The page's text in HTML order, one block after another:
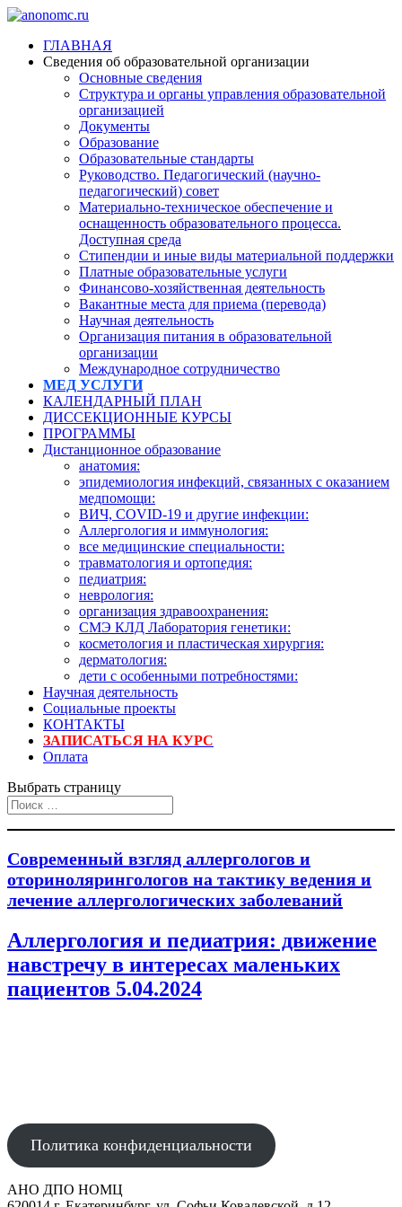
ГЛАВНАЯ
Сведения об образовательной организации
Основные сведения
Структура и органы управления образовательной
организацией
Документы
Образование
Образовательные стандарты
Руководство. Педагогический (научно-
педагогический) совет
Материально-техническое обеспечение и
оснащенность образовательного процесса.
Доступная среда
Стипендии и иные виды материальной поддержки
Платные образовательные услуги
Финансово-хозяйственная деятельность
Вакантные места для приема (перевода)
Научная деятельность
Организация питания в образовательной
организации
Международное сотрудничество
МЕД УСЛУГИ
КАЛЕНДАРНЫЙ ПЛАН
ДИССЕКЦИОННЫЕ КУРСЫ
ПРОГРАММЫ
Дистанционное образование
анатомия:
эпидемиология инфекций, связанных с оказанием
медпомощи:
ВИЧ, COVID-19 и другие инфекции:
Аллергология и иммунология:
все медицинские специальности:
травматология и ортопедия:
педиатрия:
неврология:
организация здравоохранения:
СМЭ КЛД Лаборатория генетики:
косметология и пластическая хирургия:
дерматология:
дети с особенными потребностями:
Научная деятельность
Социальные проекты
КОНТАКТЫ
ЗАПИСАТЬСЯ НА КУРС
Оплата
Выбрать страницу
Современный взгляд аллергологов и
оторинолярингологов на тактику ведения и
лечение аллергологических заболеваний
Аллергология и педиатрия: движение
навстречу в интересах маленьких
пациентов 5.04.2024
Политика конфиденциальности
АНО ДПО НОМЦ